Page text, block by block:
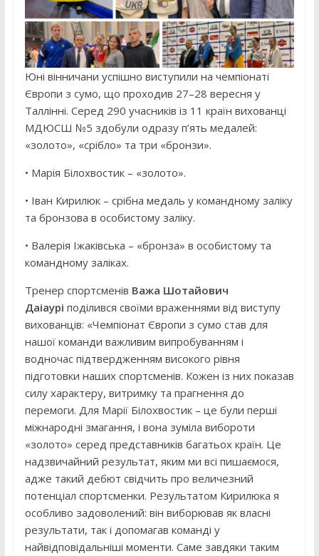
Юні вінничани успішно виступили на чемпіонаті
Європи з сумо, що проходив 27–28 вересня у
Таллінні. Серед 290 учасників із 11 країн вихованці
МДЮСШ №5 здобули одразу п’ять медалей:
«золото», «срібло» та три «бронзи».
• Марія Білохвостик – «золото».
• Іван Кирилюк – срібна медаль у командному заліку
та бронзова в особистому заліку.
• Валерія Іжаківська – «бронза» в особистому та
командному заліках.
Тренер спортсменів Важа Шотайович
Даіаурі поділився своїми враженнями від виступу
вихованців: «Чемпіонат Європи з сумо став для
нашої команди важливим випробуванням і
водночас підтвердженням високого рівня
підготовки наших спортсменів. Кожен із них показав
силу характеру, витримку та прагнення до
перемоги. Для Марії Білохвостик – це були перші
міжнародні змагання, і вона зуміла вибороти
«золото» серед представників багатьох країн. Це
надзвичайний результат, яким ми всі пишаємося,
адже такий дебют свідчить про величезний
потенціал спортсменки. Результатом Кирилюка я
особливо задоволений: він виборював як власні
результати, так і допомагав команді у
найвідповідальніші моменти. Саме завдяки таким